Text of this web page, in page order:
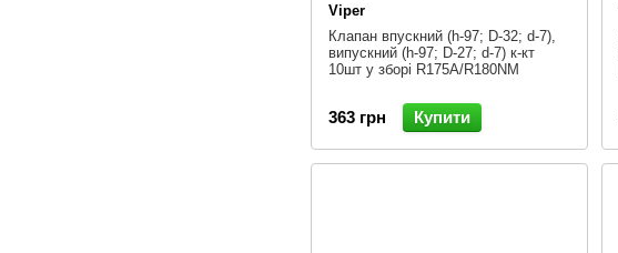
Viper
Клапан впускний (h-97; D-32; d-7),
випускний (h-97; D-27; d-7) к-кт
10шт у зборі R175A/R180NM
363 грн Купити